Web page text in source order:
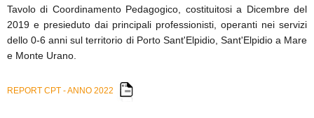
Tavolo di Coordinamento Pedagogico, costituitosi a Dicembre del
2019 e presieduto dai principali professionisti, operanti nei servizi
dello 0-6 anni sul territorio di Porto Sant'Elpidio, Sant'Elpidio a Mare
e Monte Urano.
REPORT CPT - ANNO 2022